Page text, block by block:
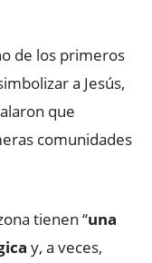
de los primeros
a Jesús,
que
comunidades
tienen “una
y, a veces,